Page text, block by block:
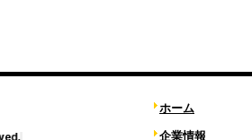
ホーム
企業情報